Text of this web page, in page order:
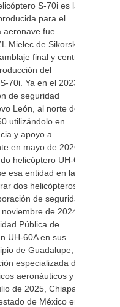
S-70i es la
para el
aeronave fue
Mielec de Sikorsky
final y centro
del
70i. Ya en el 2023,
de seguridad
León, al norte de
utilizándolo en
y apoyo a
en mayo de 2026,
helicóptero UH-60
esa entidad en la
dos helicópteros
de seguridad
de 2024,
Pública de
UH-60A en sus
de Guadalupe,
especializada de
aeronáuticos y
de 2025, Chiapas
de México en